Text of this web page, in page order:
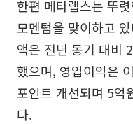
한편 메타랩스는 뚜
모멘텀을 맞이하고
액은 전년 동기 대비
했으며, 영업이익은
포인트 개선되며 5억
다.